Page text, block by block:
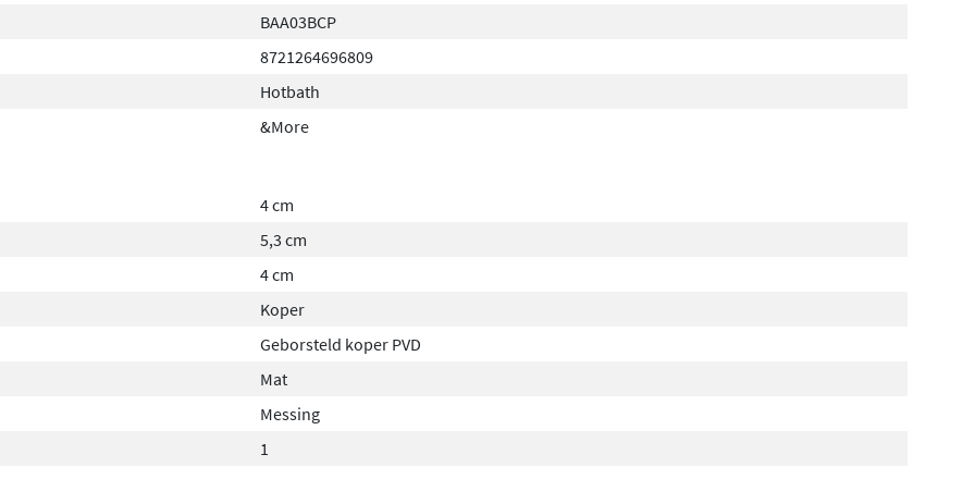
BAA03BCP
8721264696809
Hotbath
&More
4 cm
5,3 cm
4 cm
Koper
Geborsteld koper PVD
Mat
Messing
1